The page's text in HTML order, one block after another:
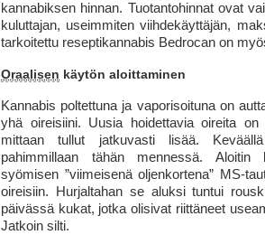
kannabiksen hinnan. Tuotantohinnat ovat
kuluttajan, useimmiten viihde­käyttäjän,
tarkoitettu resepti­kannabis Bedrocan on
Oraalisen käytön aloittaminen
Kannabis poltettuna ja vaporisoituna on
yhä oireisiini. Uusia hoidettavia oireita
mittaan tullut jatkuvasti lisää.
pahimmillaan tähän mennessä. Aloitin
syömisen ”viimeisenä oljenkortena” MS-
oireisiin. Hurjaltahan se aluksi tuntui
päivässä kukat, jotka olisivat riittäneet
Jatkoin silti.